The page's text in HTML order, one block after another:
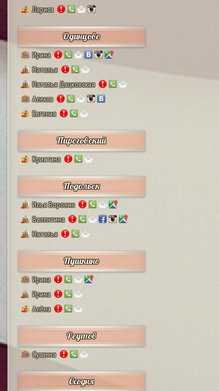
2 Лариса
Одинцово
111 Ирина
41 Наталья
25 Наталья Дацковская
128 Алекса
2 Евгения
Пироговский
1 Кристина
Подольск
37 Илья Воронин
14 Валентина
13 Наталья
Пушкино
125 Ирина
12 Ирина
4 Алёна
Реутов
110 Сусанна
Сходня